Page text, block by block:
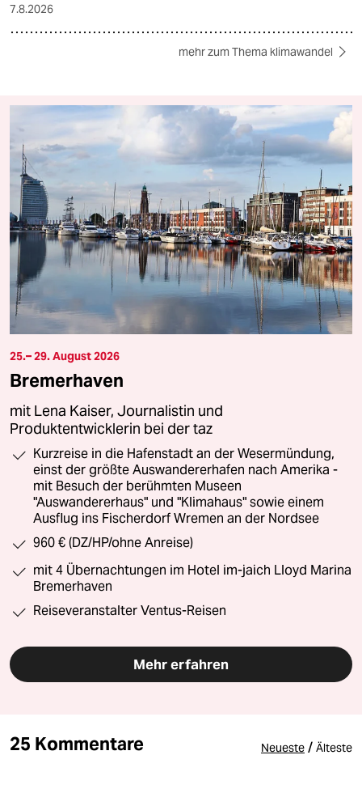
7.8.2026
mehr zum Thema klimawandel
25.– 29. August 2026
Bremerhaven
mit Lena Kaiser, Journalistin und
Produktentwicklerin bei der taz
Kurzreise in die Hafenstadt an der Wesermündung,
einst der größte Auswandererhafen nach Amerika -
mit Besuch der berühmten Museen
"Auswandererhaus" und "Klimahaus" sowie einem
Ausflug ins Fischerdorf Wremen an der Nordsee
960 € (DZ/HP/ohne Anreise)
mit 4 Übernachtungen im Hotel im-jaich Lloyd Marina
Bremerhaven
Reiseveranstalter Ventus-Reisen
Mehr erfahren
25 Kommentare Neueste / Älteste